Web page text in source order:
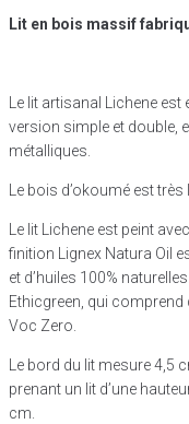
Lit en bois massif
Le lit artisanal Lichene est
version simple et double,
métalliques.
Le bois d’okoumé est
Le lit Lichene est peint
finition Lignex Natura Oil
et d’huiles 100%
Ethicgreen, qui
Voc Zero.
Le bord du lit mesure 4,5
prenant un lit d’une
cm.